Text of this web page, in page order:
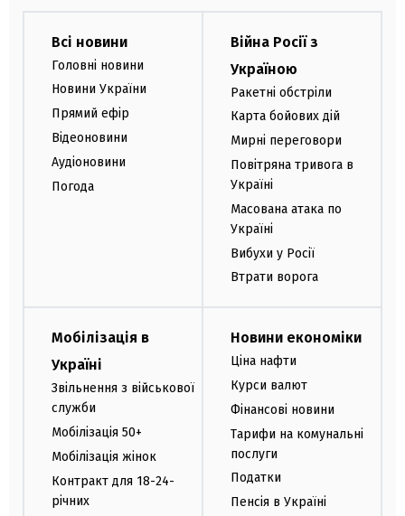
Всі новини
Головні новини
Новини України
Прямий ефір
Відеоновини
Аудіоновини
Погода
Війна Росії з
Україною
Ракетні обстріли
Карта бойових дій
Мирні переговори
Повітряна тривога в
Україні
Масована атака по
Україні
Вибухи у Росії
Втрати ворога
Мобілізація в
Україні
Звільнення з військової
служби
Мобілізація 50+
Мобілізація жінок
Контракт для 18-24-
річних
Новини економіки
Ціна нафти
Курси валют
Фінансові новини
Тарифи на комунальні
послуги
Податки
Пенсія в Україні